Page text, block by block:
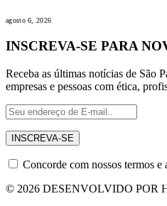
agosto 6, 2026
INSCREVA-SE PARA
Receba as últimas notícias de São
empresas e pessoas com ética,
Concorde com nossos termos e
© 2026 DESENVOLVIDO POR